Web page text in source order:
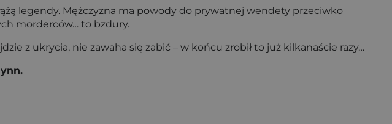
legendy. Mężczyzna ma powody do prywatnej wendety przeciwko
morderców… to bzdury.
z ukrycia, nie zawaha się zabić – w końcu zrobił to już kilkanaście razy…